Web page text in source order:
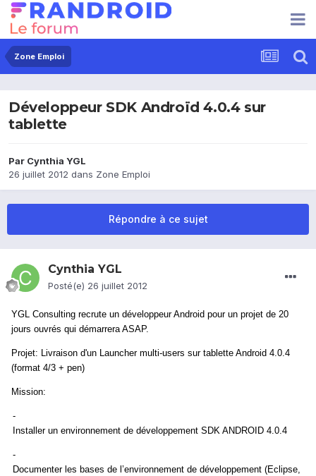
Zone Emploi
Développeur SDK Androïd 4.0.4 sur
tablette
Par Cynthia YGL
26 juillet 2012 dans Zone Emploi
Répondre à ce sujet
Cynthia YGL
Posté(e) 26 juillet 2012
YGL Consulting recrute un développeur Android pour un projet de 20
jours ouvrés qui démarrera ASAP.
Projet: Livraison d'un Launcher multi-users sur tablette Android 4.0.4
(format 4/3 + pen)
Mission:
-
Installer un environnement de développement SDK ANDROID 4.0.4
-
Documenter les bases de l’environnement de développement (Eclipse,